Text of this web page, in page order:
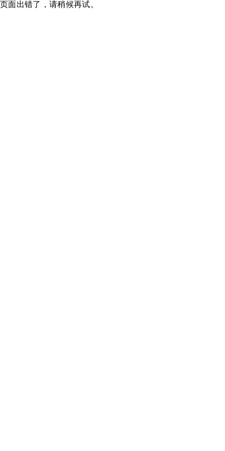
页面出错了，请稍候再试。